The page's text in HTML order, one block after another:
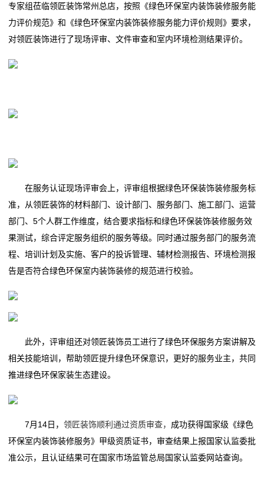
专家组莅临领匠装饰常州总店，按照《绿色环保室内装饰装修服务能
力评价规范》和《绿色环保室内装饰装修服务能力评价规则》要求，
对领匠装饰进行了现场评审、文件审查和室内环境检测结果评价。
在服务认证现场评审会上，评审组根据绿色环保装饰装修服务标
准，从领匠装饰的材料部门、设计部门、服务部门、施工部门、运营
部门、5个人群工作维度，结合要求指标和绿色环保装饰装修服务效
果测试，综合评定服务组织的服务等级。同时通过服务部门的服务流
程、培训计划及实施、客户的投诉管理、辅材检测报告、环境检测报
告是否符合绿色环保室内装饰装修的规范进行校验。
此外，评审组还对领匠装饰员工进行了绿色环保服务方案讲解及
相关技能培训，帮助领匠提升绿色环保意识，更好的服务业主，共同
推进绿色环保家装生态建设。
7月14日， 领匠装饰顺利通过资质审查， 成功获得国家级《绿色
环保室内装饰装修服务》甲级资质证书，审查结果上报国家认监委批
准公示，且认证结果可在国家市场监管总局国家认监委网站查询。